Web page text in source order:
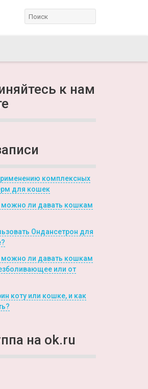
к нам
комплексных
для кошек
можно ли давать кошкам
Ондансетрон для
можно ли давать кошкам
или от
коту или кошке, и как
на ok.ru